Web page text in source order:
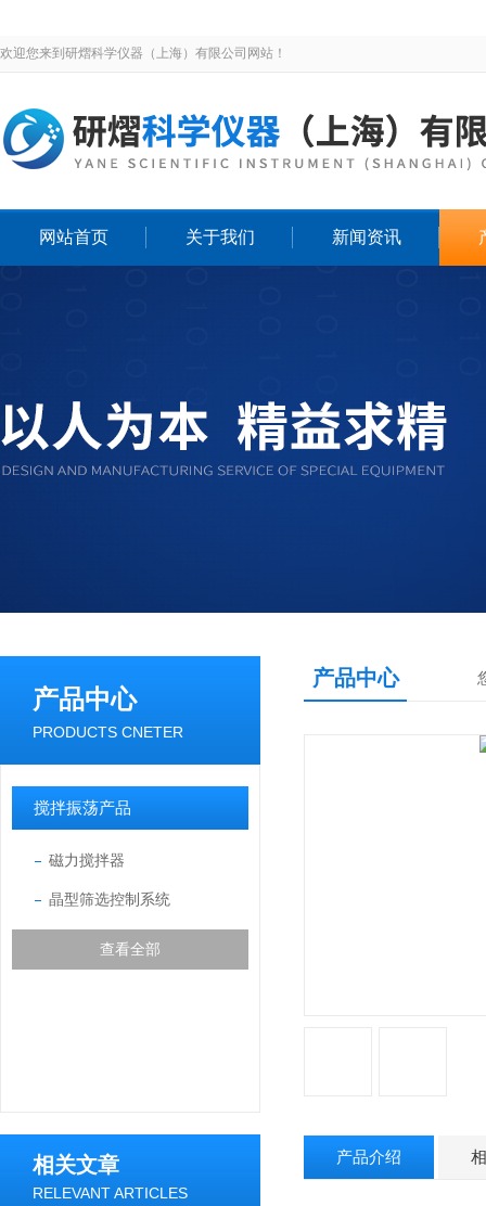
欢迎您来到研熠科学仪器（上海）有限公司网站！
网站首页 关于我们 新闻资讯
产品中心
PRODUCTS CNETER
搅拌振荡产品
磁力搅拌器
晶型筛选控制系统
查看全部
相关文章
RELEVANT ARTICLES
产品中心
产品介绍